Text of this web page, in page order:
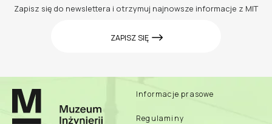
Zapisz się do newslettera i otrzymuj najnowsze informacje z MIT
ZAPISZ SIĘ
Informacje prasowe
Regulaminy